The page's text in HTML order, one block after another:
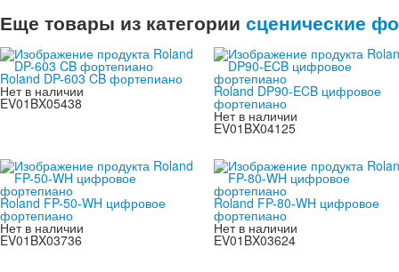
Еще товары из категории сценические
Roland DP-603 CB фортепиано
Нет в наличии
EV01BX05438
Roland DP90-ECB цифровое
фортепиано
Нет в наличии
EV01BX04125
Roland FP-50-WH цифровое
фортепиано
Нет в наличии
EV01BX03736
Roland FP-80-WH цифровое
фортепиано
Нет в наличии
EV01BX03624